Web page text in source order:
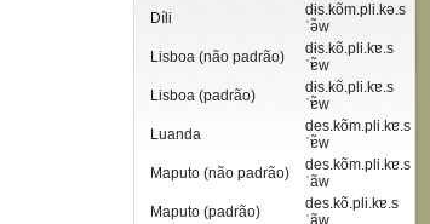
Díli
dɨs.kõm.pli.kə.s
ˈə̃w
Lisboa (não padrão)
dɨs.kõ.pli.kɐ.s
ˈɐ̃w
Lisboa (padrão)
dɨs.kõ.pli.kɐ.s
ˈɐ̃w
Luanda
des.kõm.pli.kɐ.s
ˈɐ̃w
Maputo (não padrão)
des.kõm.pli.kɐ.s
ˈãw
Maputo (padrão)
des.kõ.pli.kɐ.s